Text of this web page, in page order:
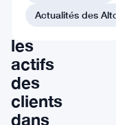
les
actifs
des
clients
dans
Actualités des